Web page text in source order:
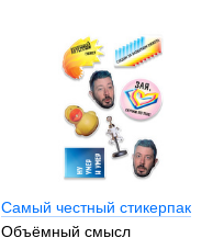
Самый честный стикерпак
Объёмный смысл